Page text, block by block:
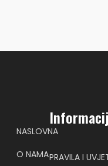
NASLOVNA
O NAMAPRAVILA I